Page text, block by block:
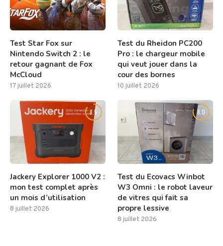
Test Star Fox sur
Nintendo Switch 2 : le
retour gagnant de Fox
McCloud
17 juillet 2026
Test du Rheidon PC200
Pro : le chargeur mobile
qui veut jouer dans la
cour des bornes
10 juillet 2026
8.5
Jackery Explorer 1000 V2 :
mon test complet après
un mois d’utilisation
8 juillet 2026
8.0
Test du Ecovacs Winbot
W3 Omni : le robot laveur
de vitres qui fait sa
propre lessive
8 juillet 2026